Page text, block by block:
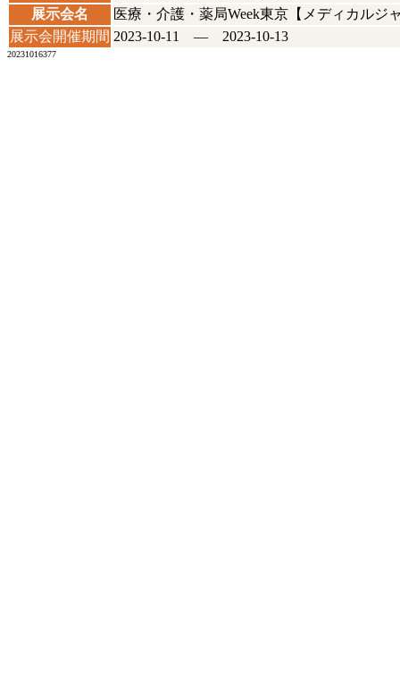
展示会名
医療・介護・薬局Week東京【メディカルジ
展示会開催期間 2023-10-11 ― 2023-10-13
20231016377